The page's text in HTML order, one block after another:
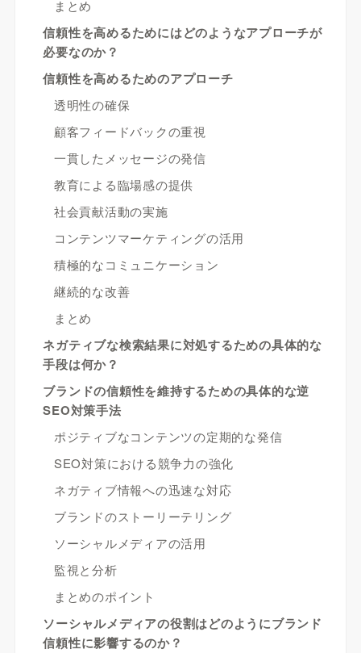
まとめ
信頼性を高めるためにはどのようなアプローチが
必要なのか？
信頼性を高めるためのアプローチ
透明性の確保
顧客フィードバックの重視
一貫したメッセージの発信
教育による臨場感の提供
社会貢献活動の実施
コンテンツマーケティングの活用
積極的なコミュニケーション
継続的な改善
まとめ
ネガティブな検索結果に対処するための具体的な
手段は何か？
ブランドの信頼性を維持するための具体的な逆
SEO対策手法
ポジティブなコンテンツの定期的な発信
SEO対策における競争力の強化
ネガティブ情報への迅速な対応
ブランドのストーリーテリング
ソーシャルメディアの活用
監視と分析
まとめのポイント
ソーシャルメディアの役割はどのようにブランド
信頼性に影響するのか？